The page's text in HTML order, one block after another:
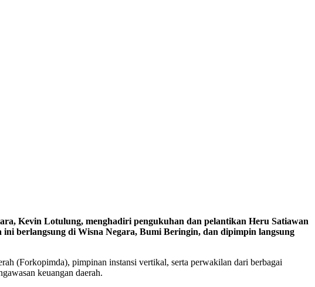
Kevin Lotulung, menghadiri pengukuhan dan pelantikan Heru Satiawan
berlangsung di Wisna Negara, Bumi Beringin, dan dipimpin langsung
(Forkopimda), pimpinan instansi vertikal, serta perwakilan dari berbagai
keuangan daerah.